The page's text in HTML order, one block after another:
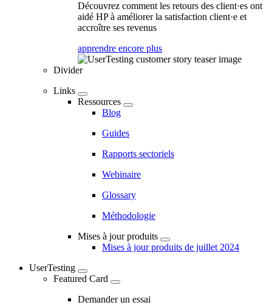
Découvrez comment les retours des client·es ont
aidé HP à améliorer la satisfaction client·e et
accroître ses revenus
apprendre encore plus
Divider
Links
Ressources
Blog
Guides
Rapports sectoriels
Webinaire
Glossary
Méthodologie
Mises à jour produits
Mises à jour produits de juillet 2024
UserTesting
Featured Card
Demander un essai